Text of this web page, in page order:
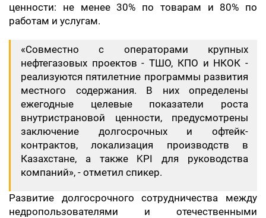
ценности: не менее 30% по товарам и 80% по
работам и услугам.
«Совместно с операторами крупных
нефтегазовых проектов - ТШО, КПО и НКОК -
реализуются пятилетние программы развития
местного содержания. В них определены
ежегодные целевые показатели роста
внутристрановой ценности, предусмотрены
заключение долгосрочных и офтейк-
контрактов, локализация производств в
Казахстане, а также KPI для руководства
компаний», - отметил спикер.
Развитие долгосрочного сотрудничества между
недропользователями и отечественными